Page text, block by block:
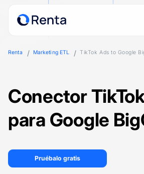
Renta Marketing ETL TikTok Ads to Google
Conector
para Google
Pruébalo gratis